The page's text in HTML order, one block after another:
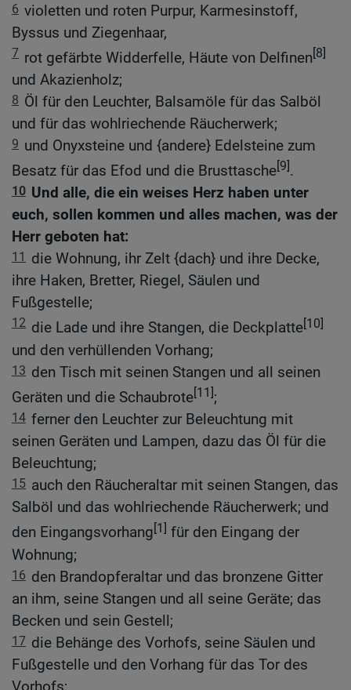
6 violetten und roten Purpur, Karmesinstoff,
Byssus und Ziegenhaar,
7 rot gefärbte Widderfelle, Häute von Delfinen[8]
und Akazienholz;
8 Öl für den Leuchter, Balsamöle für das Salböl
und für das wohlriechende Räucherwerk;
9 und Onyxsteine und {andere} Edelsteine zum
Besatz für das Efod und die Brusttasche[9].
10 Und alle, die ein weises Herz haben unter
euch, sollen kommen und alles machen, was der
Herr geboten hat:
11
die Wohnung, ihr Zelt {dach} und ihre Decke,
ihre Haken, Bretter, Riegel, Säulen und
Fußgestelle;
12 die Lade und ihre Stangen, die Deckplatte[10]
und den verhüllenden Vorhang;
13 den Tisch mit seinen Stangen und all seinen
Geräten und die Schaubrote[11];
14 ferner den Leuchter zur Beleuchtung mit
seinen Geräten und Lampen, dazu das Öl für die
Beleuchtung;
15 auch den Räucheraltar mit seinen Stangen, das
Salböl und das wohlriechende Räucherwerk; und
den Eingangsvorhang[1] für den Eingang der
Wohnung;
16 den Brandopferaltar und das bronzene Gitter
an ihm, seine Stangen und all seine Geräte; das
Becken und sein Gestell;
17 die Behänge des Vorhofs, seine Säulen und
Fußgestelle und den Vorhang für das Tor des
Vorhofs;